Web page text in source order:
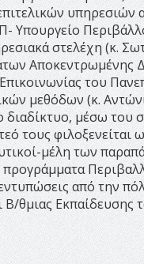
υπηρεσιών
Υπουργείο
στελέχη (κ.
Αποκεντρωμένης
του
μεθόδων (κ.
διαδίκτυο, μέσω του
τους φιλοξενείται
μέλη των
από την
Β/θμιας